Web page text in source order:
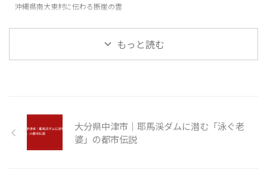
沖縄県南大東村に伝わる断崖の霊
もっと読む
大分県中津市｜耶馬渓ダムに潜む「泳ぐ老
婆」の都市伝説